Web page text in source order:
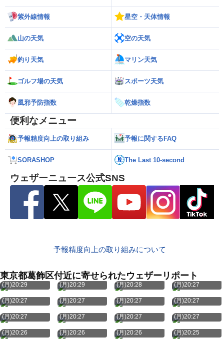
紫外線情報 星空・天体情報
山の天気 空の天気
釣り天気 マリン天気
ゴルフ場の天気 スポーツ天気
風邪予防指数 乾燥指数
便利なメニュー
予報精度向上の取り組み 予報に関するFAQ
SORASHOP The Last 10-second
ウェザーニュース公式SNS
予報精度向上の取り組みについて
東京都葛飾区付近に寄せられたウェザーリポート
8月10日
(月)20:29
8月10日
(月)20:29
8月10日
(月)20:28
8月10日
(月)20:27
8月10日
(月)20:27
8月10日
(月)20:27
8月10日
(月)20:27
8月10日
(月)20:27
8月10日
(月)20:27
8月10日
(月)20:27
8月10日
(月)20:27
8月10日
(月)20:27
8月10日
(月)20:26
8月10日
(月)20:26
8月10日
(月)20:26
8月10日
(月)20:25
8月10日
8月10日 8月10日